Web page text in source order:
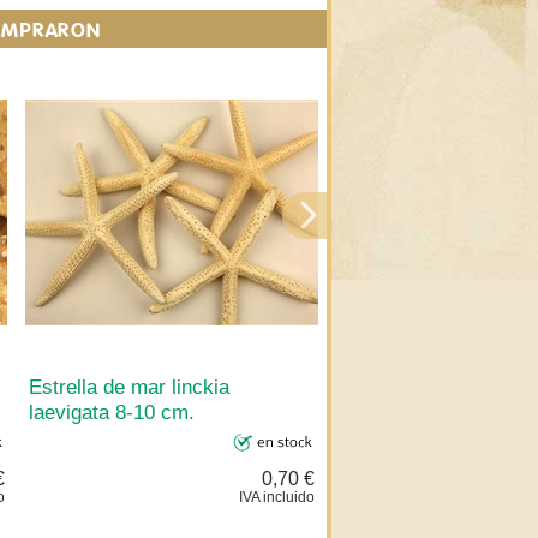
Estrella de mar linckia
laevigata 8-10 cm.
0,70 €
IVA incluido